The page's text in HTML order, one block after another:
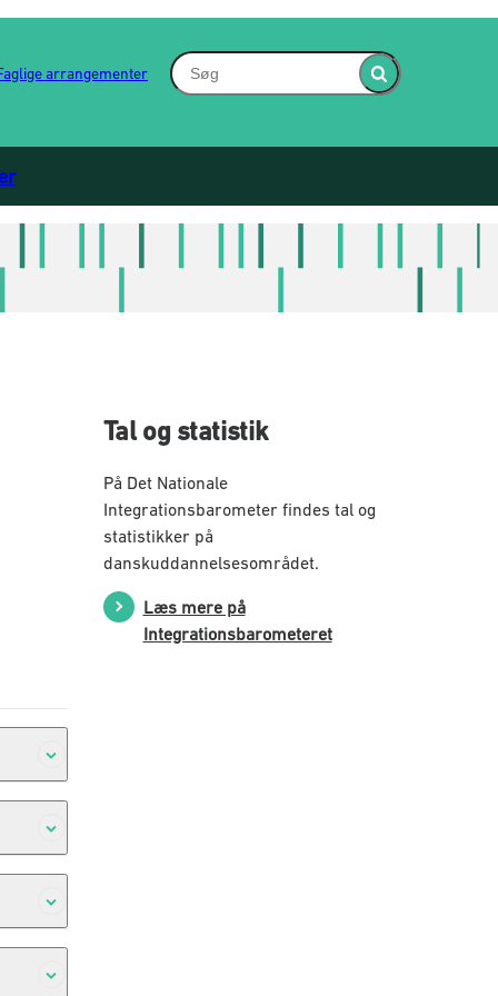
arrangementer Søg - Indsæt søgeord for at søge på
Fold søgefelt ind
(SIRI)
til
Tal og statistik
På Det Nationale
Integrationsbarometer findes tal og
statistikker på
danskuddannelsesområdet.
Læs mere på
Integrationsbarometeret